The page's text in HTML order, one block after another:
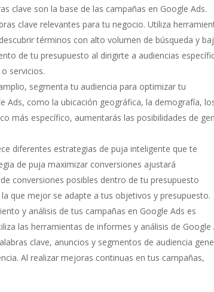
clave son la base de las campañas en Google Ads.
clave relevantes para tu negocio. Utiliza
términos con alto volumen de búsqueda y
de tu presupuesto al dirigirte a audiencias
servicios.
segmenta tu audiencia para optimizar tu
Ads, como la ubicación geográfica, la demografía,
más específico, aumentarás las posibilidades de
diferentes estrategias de puja inteligente que te
de puja maximizar conversiones ajustará
conversiones posibles dentro de tu presupuesto
que mejor se adapte a tus objetivos y presupuesto.
y análisis de tus campañas en Google Ads es
las herramientas de informes y análisis de Google
clave, anuncios y segmentos de audiencia
Al realizar mejoras continuas en tus campañas,